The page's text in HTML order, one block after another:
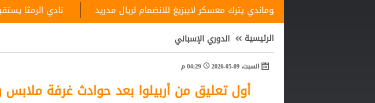
نادي الرمثا يستقبل مدربه ديوماندي يترك معسكر لايبزيغ للانضمام لريال مدريد
الرئيسية الدوري الإسباني
السبت، 09-05-2026 04:29 م
أول تعليق من أربيلوا بعد حوادث غرفة ملابس